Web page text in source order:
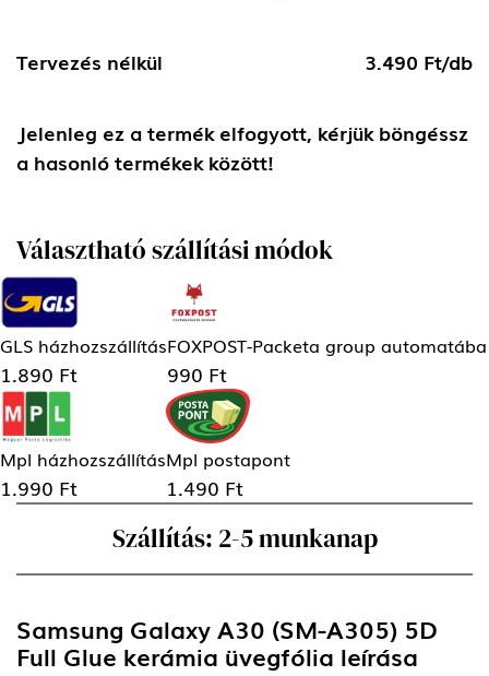
Tervezés nélkül 3.490 Ft/db
Jelenleg ez a termék elfogyott, kérjük böngéssz
a hasonló termékek között!
Választható szállítási módok
GLS házhozszállítás
1.890 Ft
FOXPOST-Packeta group automatába
990 Ft
Mpl házhozszállítás
1.990 Ft
Mpl postapont
1.490 Ft
Szállítás: 2-5 munkanap
Samsung Galaxy A30 (SM-A305) 5D
Full Glue kerámia üvegfólia leírása